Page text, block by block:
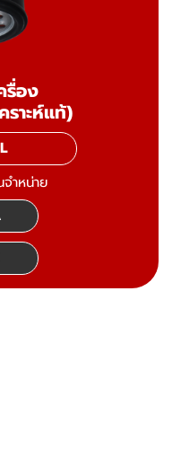
รื่อง
ราะห์แท้)
ำหน่าย